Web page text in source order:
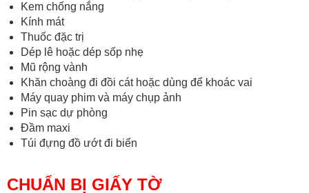
Kem chống nắng
Kính mát
Thuốc đặc trị
Dép lê hoặc dép sốp nhẹ
Mũ rộng vành
Khăn choàng đi đồi cát hoặc dùng để khoác vai
Máy quay phim và máy chụp ảnh
Pin sạc dự phòng
Đầm maxi
Túi đựng đồ ướt đi biển
CHUẨN BỊ GIẤY TỜ